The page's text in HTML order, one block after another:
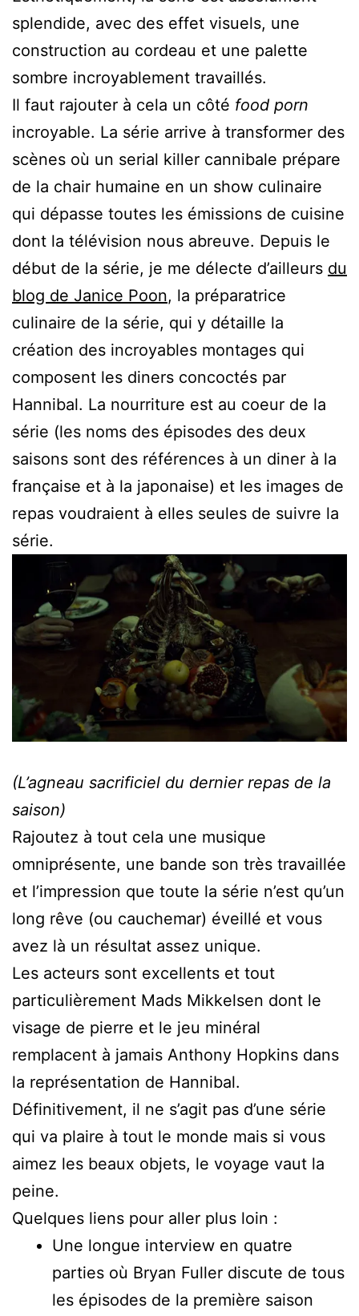
splendide, avec des effet visuels, une
construction au cordeau et une palette
sombre incroyablement travaillés.
Il faut rajouter à cela un côté food porn
incroyable. La série arrive à transformer des
scènes où un serial killer cannibale prépare
de la chair humaine en un show culinaire
qui dépasse toutes les émissions de cuisine
dont la télévision nous abreuve. Depuis le
début de la série, je me délecte d’ailleurs du
blog de Janice Poon, la préparatrice
culinaire de la série, qui y détaille la
création des incroyables montages qui
composent les diners concoctés par
Hannibal. La nourriture est au coeur de la
série (les noms des épisodes des deux
saisons sont des références à un diner à la
française et à la japonaise) et les images de
repas voudraient à elles seules de suivre la
série.
(L’agneau sacrificiel du dernier repas de la
saison)
Rajoutez à tout cela une musique
omniprésente, une bande son très travaillée
et l’impression que toute la série n’est qu’un
long rêve (ou cauchemar) éveillé et vous
avez là un résultat assez unique.
Les acteurs sont excellents et tout
particulièrement Mads Mikkelsen dont le
visage de pierre et le jeu minéral
remplacent à jamais Anthony Hopkins dans
la représentation de Hannibal.
Définitivement, il ne s’agit pas d’une série
qui va plaire à tout le monde mais si vous
aimez les beaux objets, le voyage vaut la
peine.
Quelques liens pour aller plus loin :
Une longue interview en quatre
parties où Bryan Fuller discute de tous
les épisodes de la première saison